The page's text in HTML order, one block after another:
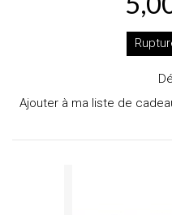
Ajouter à ma liste de